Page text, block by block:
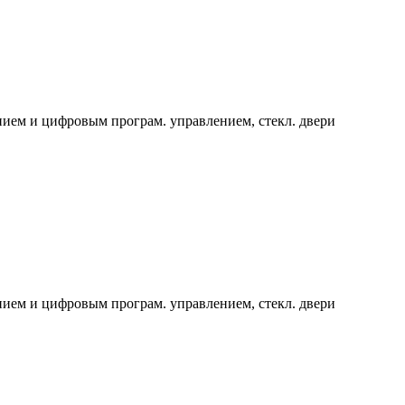
и цифровым програм. управлением, стекл. двери
и цифровым програм. управлением, стекл. двери